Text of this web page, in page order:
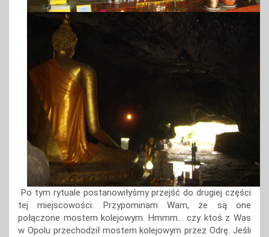
Po tym rytuale postanowiłyśmy przejść do drugiej części
tej miejscowości. Przypominam Wam, że są one
połączone mostem kolejowym. Hmmm… czy ktoś z Was
w Opolu przechodził mostem kolejowym przez Odrę. Jeśli